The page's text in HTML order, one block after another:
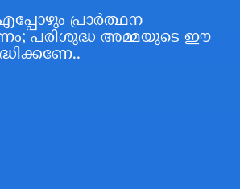
പ്രാര്‍ത്ഥന
പരിശുദ്ധ അമ്മയുടെ ഈ